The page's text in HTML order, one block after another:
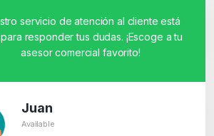
servicio de atención al cliente está
responder tus dudas. ¡Escoge a tu
asesor comercial favorito!
Juan
Available